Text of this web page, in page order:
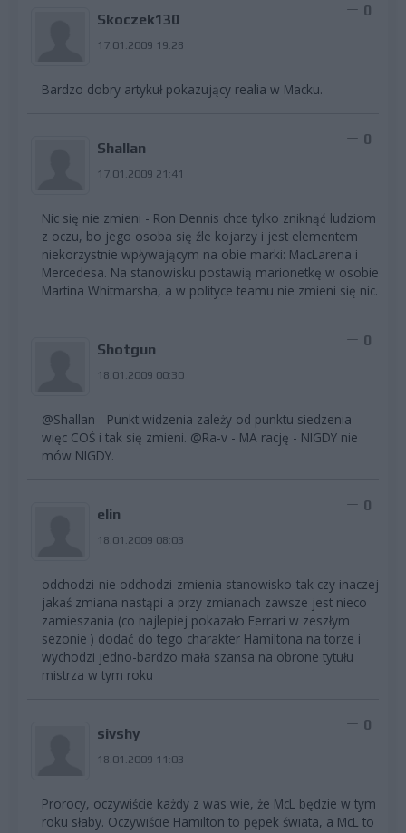
Skoczek130
17.01.2009 19:28
0
Bardzo dobry artykuł pokazujący realia w Macku.
Shallan
17.01.2009 21:41
0
Nic się nie zmieni - Ron Dennis chce tylko zniknąć ludziom
z oczu, bo jego osoba się źle kojarzy i jest elementem
niekorzystnie wpływającym na obie marki: MacLarena i
Mercedesa. Na stanowisku postawią marionetkę w osobie
Martina Whitmarsha, a w polityce teamu nie zmieni się nic.
Shotgun
18.01.2009 00:30
0
@Shallan - Punkt widzenia zależy od punktu siedzenia -
więc COŚ i tak się zmieni. @Ra-v - MA rację - NIGDY nie
mów NIGDY.
elin
18.01.2009 08:03
0
odchodzi-nie odchodzi-zmienia stanowisko-tak czy inaczej
jakaś zmiana nastąpi a przy zmianach zawsze jest nieco
zamieszania (co najlepiej pokazało Ferrari w zeszłym
sezonie ) dodać do tego charakter Hamiltona na torze i
wychodzi jedno-bardzo mała szansa na obrone tytułu
mistrza w tym roku
sivshy
18.01.2009 11:03
0
Prorocy, oczywiście każdy z was wie, że McL będzie w tym
roku słaby. Oczywiście Hamilton to pępek świata, a McL to